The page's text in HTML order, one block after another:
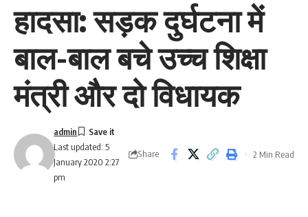
हादसा: सड़क दुर्घटना में
बाल-बाल बचे उच्च शिक्षा
मंत्री और दो विधायक
Last updated: 5
January 2020 2:27
pm
admin
Share 2 Min Read